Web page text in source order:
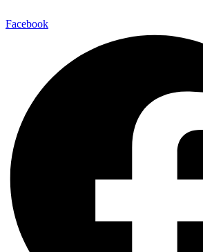
Facebook